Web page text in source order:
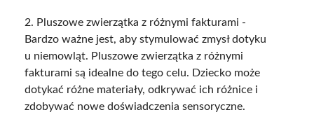
2. Pluszowe zwierzątka z różnymi fakturami -
Bardzo ważne jest, aby stymulować zmysł dotyku
u niemowląt. Pluszowe zwierzątka z różnymi
fakturami są idealne do tego celu. Dziecko może
dotykać różne materiały, odkrywać ich różnice i
zdobywać nowe doświadczenia sensoryczne.